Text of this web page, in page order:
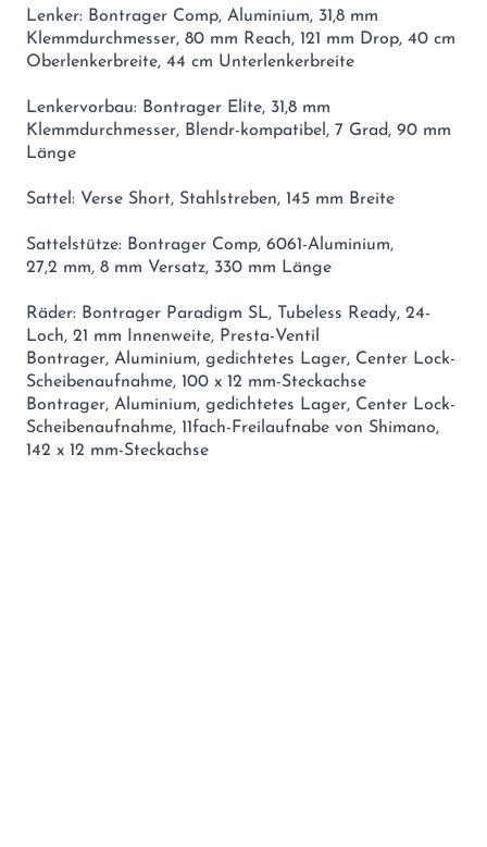
Lenker: Bontrager Comp, Aluminium, 31,8 mm
Klemmdurchmesser, 80 mm Reach, 121 mm Drop, 40 cm
Oberlenkerbreite, 44 cm Unterlenkerbreite
Lenkervorbau: Bontrager Elite, 31,8 mm
Klemmdurchmesser, Blendr-kompatibel, 7 Grad, 90 mm
Länge
Sattel: Verse Short, Stahlstreben, 145 mm Breite
Sattelstütze: Bontrager Comp, 6061-Aluminium,
27,2 mm, 8 mm Versatz, 330 mm Länge
Räder: Bontrager Paradigm SL, Tubeless Ready, 24-
Loch, 21 mm Innenweite, Presta-Ventil
Bontrager, Aluminium, gedichtetes Lager, Center Lock-
Scheibenaufnahme, 100 x 12 mm-Steckachse
Bontrager, Aluminium, gedichtetes Lager, Center Lock-
Scheibenaufnahme, 11fach-Freilaufnabe von Shimano,
142 x 12 mm-Steckachse